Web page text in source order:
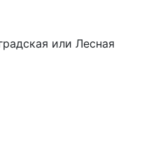
или Лесная